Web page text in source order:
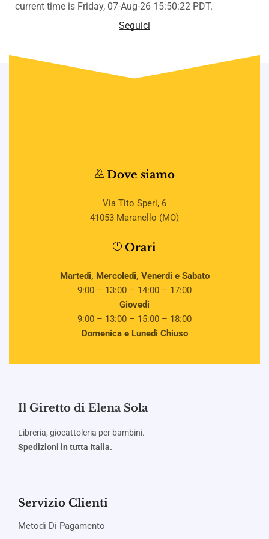
current time is Friday, 07-Aug-26 15:50:22 PDT.
Seguici
Dove siamo
Via Tito Speri, 6
41053 Maranello (MO)
Orari
Martedi, Mercoledi, Venerdi e Sabato
9:00 – 13:00 – 14:00 – 17:00
Giovedi
9:00 – 13:00 – 15:00 – 18:00
Domenica e Lunedi Chiuso
Il Giretto di Elena Sola
Libreria, giocattoleria per bambini.
Spedizioni in tutta Italia.
Servizio Clienti
Metodi Di Pagamento